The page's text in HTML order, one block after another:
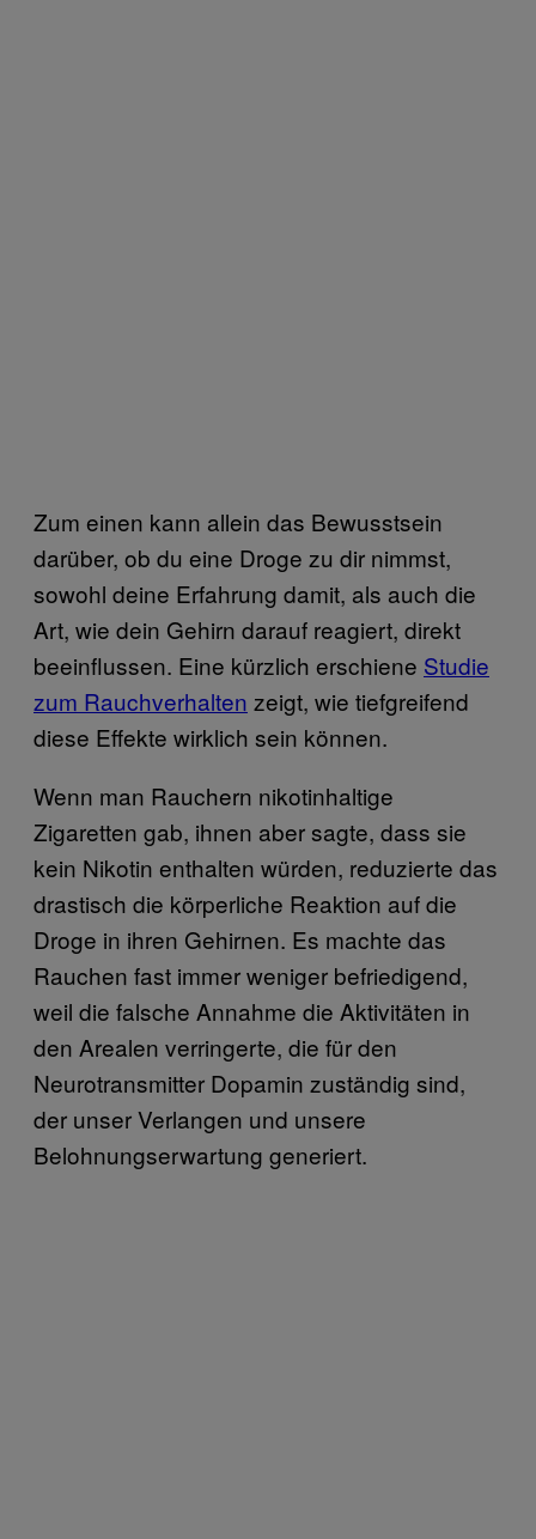
Zum einen kann allein das Bewusstsein
darüber, ob du eine Droge zu dir nimmst,
sowohl deine Erfahrung damit, als auch die
Art, wie dein Gehirn darauf reagiert, direkt
beeinflussen. Eine kürzlich erschiene Studie
zum Rauchverhalten zeigt, wie tiefgreifend
diese Effekte wirklich sein können.
Wenn man Rauchern nikotinhaltige
Zigaretten gab, ihnen aber sagte, dass sie
kein Nikotin enthalten würden, reduzierte das
drastisch die körperliche Reaktion auf die
Droge in ihren Gehirnen. Es machte das
Rauchen fast immer weniger befriedigend,
weil die falsche Annahme die Aktivitäten in
den Arealen verringerte, die für den
Neurotransmitter Dopamin zuständig sind,
der unser Verlangen und unsere
Belohnungserwartung generiert.